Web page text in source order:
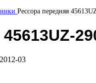
Рессора передняя
03